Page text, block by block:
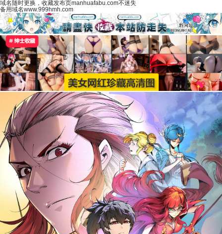
域名随时更换，收藏发布页manhuafabu.com不迷失
备用域名www.999hmh.com